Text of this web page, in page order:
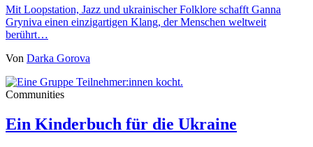
Mit Loopstation, Jazz und ukrainischer Folklore schafft Ganna
Gryniva einen einzigartigen Klang, der Menschen weltweit
berührt…
Von Darka Gorova
Communities
Ein Kinderbuch für die Ukraine